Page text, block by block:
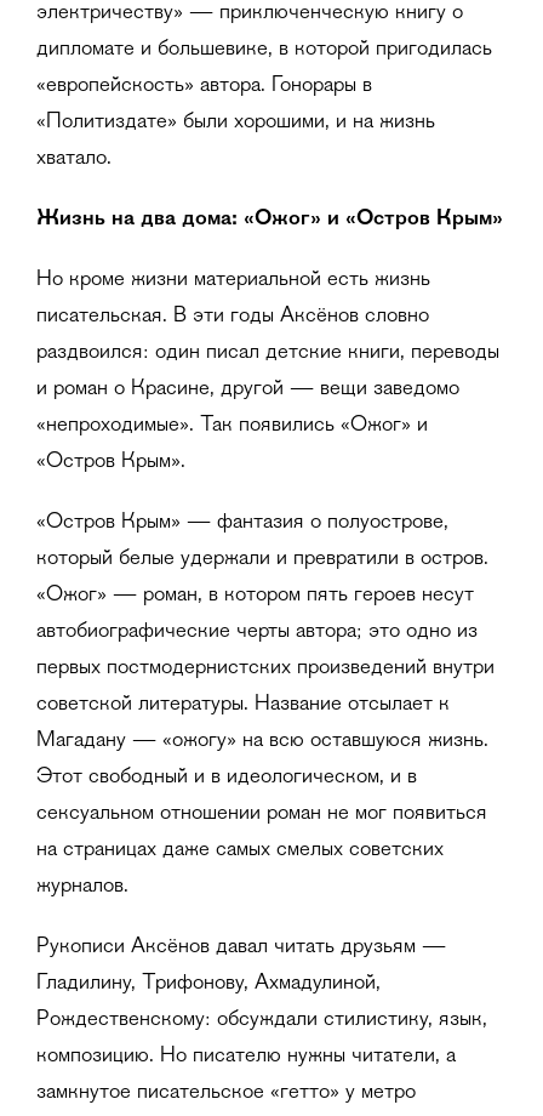
электричеству» — приключенческую книгу о
дипломате и большевике, в которой пригодилась
«европейскость» автора. Гонорары в
«Политиздате» были хорошими, и на жизнь
хватало.
Жизнь на два дома: «Ожог» и «Остров Крым»
Но кроме жизни материальной есть жизнь
писательская. В эти годы Аксёнов словно
раздвоился: один писал детские книги, переводы
и роман о Красине, другой — вещи заведомо
«непроходимые». Так появились «Ожог» и
«Остров Крым».
«Остров Крым» — фантазия о полуострове,
который белые удержали и превратили в остров.
«Ожог» — роман, в котором пять героев несут
автобиографические черты автора; это одно из
первых постмодернистских произведений внутри
советской литературы. Название отсылает к
Магадану — «ожогу» на всю оставшуюся жизнь.
Этот свободный и в идеологическом, и в
сексуальном отношении роман не мог появиться
на страницах даже самых смелых советских
журналов.
Рукописи Аксёнов давал читать друзьям —
Гладилину, Трифонову, Ахмадулиной,
Рождественскому: обсуждали стилистику, язык,
композицию. Но писателю нужны читатели, а
замкнутое писательское «гетто» у метро